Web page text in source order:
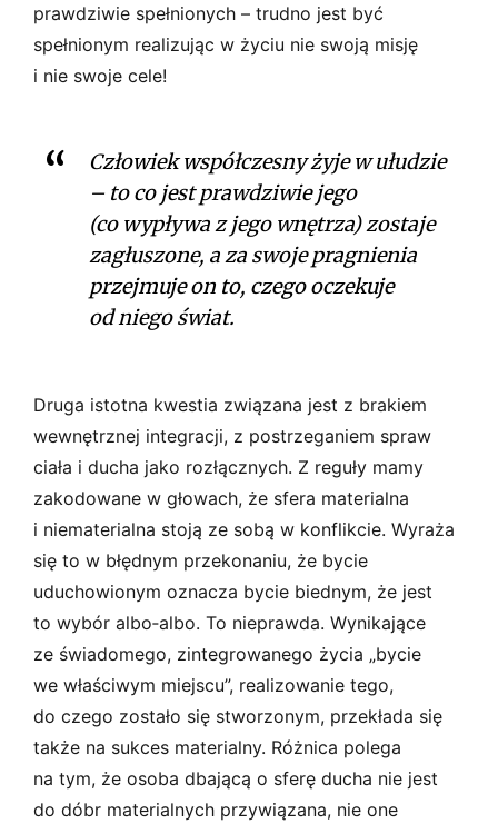
prawdziwie spełnionych – trudno jest być
spełnionym realizując w życiu nie swoją misję
i nie swoje cele!
Człowiek współczesny żyje w ułudzie
– to co jest prawdziwie jego
(co wypływa z jego wnętrza) zostaje
zagłuszone, a za swoje pragnienia
przejmuje on to, czego oczekuje
od niego świat.
Druga istotna kwestia związana jest z brakiem
wewnętrznej integracji, z postrzeganiem spraw
ciała i ducha jako rozłącznych. Z reguły mamy
zakodowane w głowach, że sfera materialna
i niematerialna stoją ze sobą w konflikcie. Wyraża
się to w błędnym przekonaniu, że bycie
uduchowionym oznacza bycie biednym, że jest
to wybór albo­‑albo. To nieprawda. Wynikające
ze świadomego, zintegrowanego życia „bycie
we właściwym miejscu”, realizowanie tego,
do czego zostało się stworzonym, przekłada się
także na sukces materialny. Różnica polega
na tym, że osoba dbającą o sferę ducha nie jest
do dóbr materialnych przywiązana, nie one